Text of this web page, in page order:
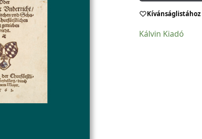
Kívánságlistához
Kálvin Kiadó